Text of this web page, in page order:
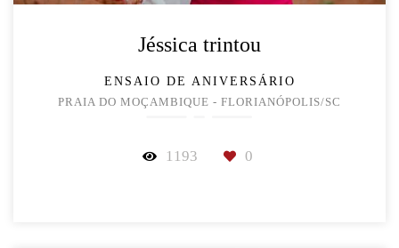
Jéssica trintou
ENSAIO DE ANIVERSÁRIO
PRAIA DO MOÇAMBIQUE - FLORIANÓPOLIS/SC
1193 0